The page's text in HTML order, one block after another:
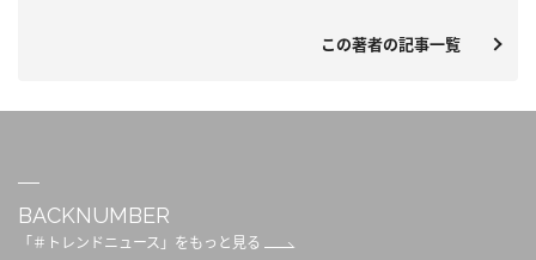
この著者の記事一覧
BACKNUMBER
「＃トレンドニュース」をもっと見る